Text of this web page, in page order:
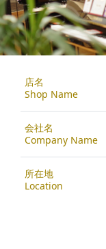
店名
Shop Name
会社名
Company Name
所在地
Location